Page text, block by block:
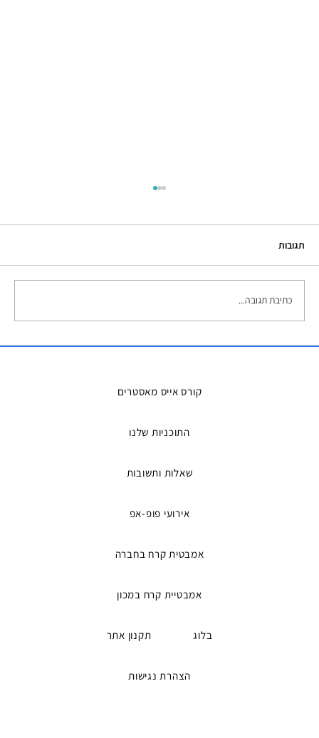
תגובות
כתיבת תגובה...
קורס אייס מאסטרים
התוכניות שלנו
שאלות ותשובות
אירועי פופ-אפ
אמבטית קרח בחברה
אמבטיית קרח במכון
בלוג תקנון אתר
הצהרת נגישות